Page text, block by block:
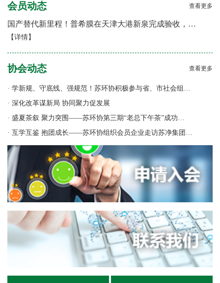
会员动态 查看更多
国产替代新里程！普希膜在天津大港新泉完成验收，…
【详情】
协会动态 查看更多
· 学新规、守底线、强规范！苏环协积极参与省、市社会组…
· 深化改革谋新局 协同聚力促发展
· 盛夏茶叙 聚力突围——苏环协第三期“老总下午茶”成功…
· 互学互鉴 抱团成长——苏环协组织会员企业走访苏净集团…